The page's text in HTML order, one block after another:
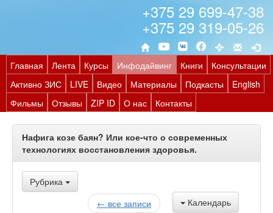
+375 29 699-47-38
+375 29 319-05-26
Главная Лента Курсы Инфодайвинг Книги
Консультации
Активно ЗИС
LIVE Видео Материалы Подкасты
English
Фильмы
Отзывы ZIP ID О нас Контакты
Нафига козе баян? Или кое-что о современных
технологиях восстановления здоровья.
Рубрика
Календарь
← все записи